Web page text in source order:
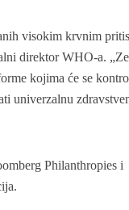
visokim krvnim
direktor WHO-a.
kojima će se
univerzalnu
Philanthropies i